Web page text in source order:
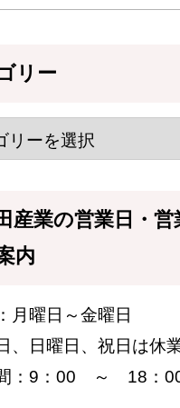
リー
産業の営業日・営
内
月曜日～金曜日
、日曜日、祝日は休
：9：00 ～ 18：